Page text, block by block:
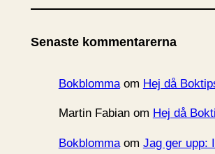
k
v
Senaste kommentarerna
Bokblommaom Hej då
Martin Fabianom Hej då
Bokblommaom Jag ger upp: